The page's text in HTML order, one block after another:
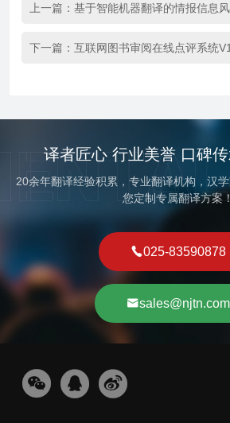
上一篇： 基于智能机器翻译的情报信息
下一篇： 互联网图书审阅在线点评系统
译者匠心 行业美誉 口碑
20余年翻译经验积累，专业翻译机构，汉
您定制专属翻译方案！
025-83590878
sales@njtn.com